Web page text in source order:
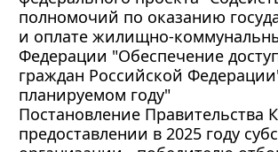
полномочий по оказанию
и оплате жилищно-
Федерации "Обеспечение
граждан Российской
планируемом году"
Постановление Правительства
предоставлении в 2025 году